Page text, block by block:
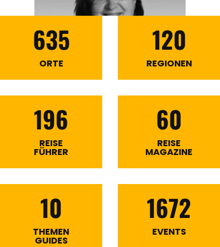
635
ORTE
120
REGIONEN
196
REISE
FÜHRER
60
REISE
MAGAZINE
10
THEMEN
GUIDES
1672
EVENTS